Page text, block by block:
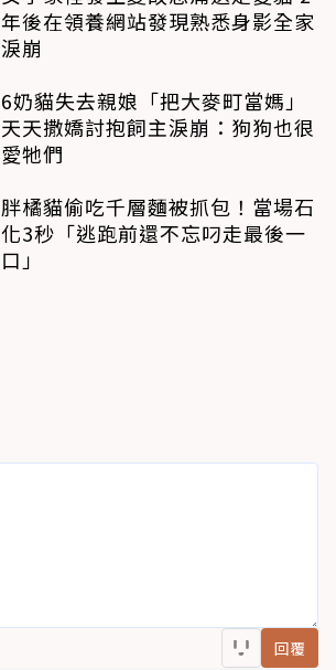
年後在領養網站發現熟悉身影全家
淚崩
6奶貓失去親娘「把大麥町當媽」
天天撒嬌討抱飼主淚崩：狗狗也很
愛牠們
胖橘貓偷吃千層麵被抓包！當場石
化3秒「逃跑前還不忘叼走最後一
口」
回覆